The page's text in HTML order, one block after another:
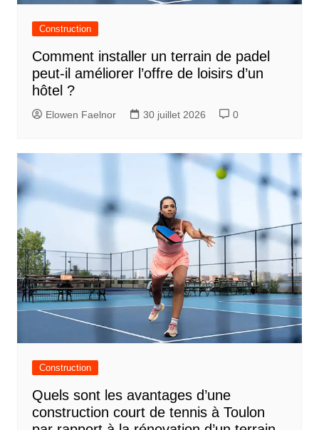
Construction
Comment installer un terrain de padel
peut-il améliorer l’offre de loisirs d’un
hôtel ?
Elowen Faelnor 30 juillet 2026 0
Construction
Quels sont les avantages d’une
construction court de tennis à Toulon